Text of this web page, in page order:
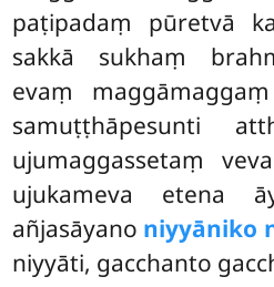
paṭipadaṃ pūretvā
sakkā sukhaṃ
evaṃ
samuṭṭhāpesunti
ujumaggassetaṃ
ujukameva etena
añjasāyano niyyāniko
niyyāti, gacchanto